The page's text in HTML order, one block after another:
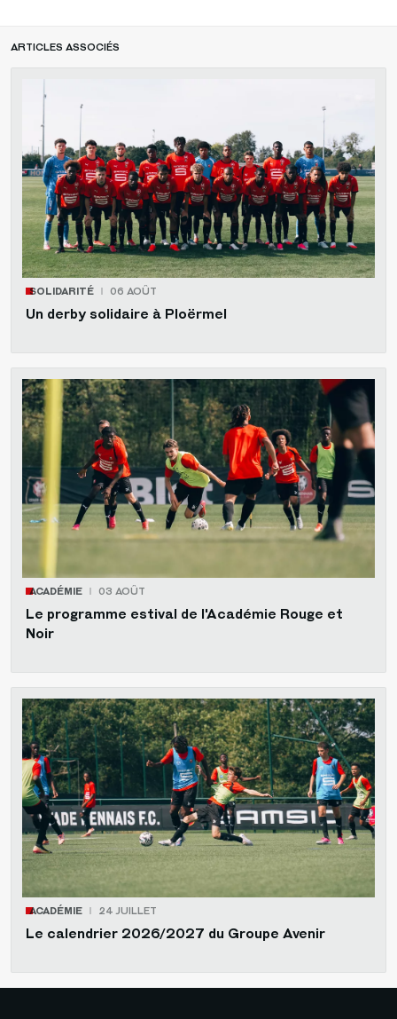
ARTICLES ASSOCIÉS
SOLIDARITÉ 06 AOÛT
Un derby solidaire à Ploërmel
ACADÉMIE 03 AOÛT
Le programme estival de l'Académie Rouge et
Noir
ACADÉMIE 24 JUILLET
Le calendrier 2026/2027 du Groupe Avenir